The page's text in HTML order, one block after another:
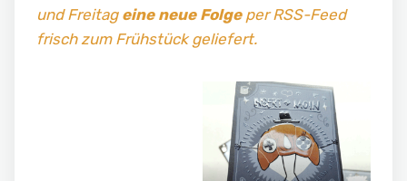
und Freitageine neue Folgeper RSS-Feed
frisch zum Frühstück geliefert.